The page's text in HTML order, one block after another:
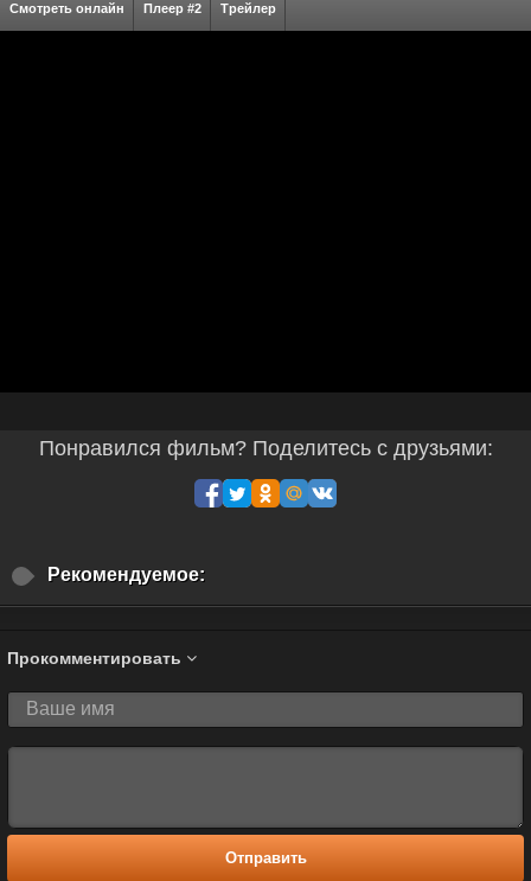
Смотреть онлайн Плеер #2 Трейлер
Понравился фильм? Поделитесь с друзьями:
Рекомендуемое:
Прокомментировать
Отправить